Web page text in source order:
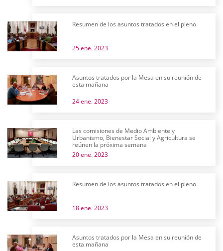
Resumen de los asuntos tratados en el pleno
25 ene. 2023
Asuntos tratados por la Mesa en su reunión de
esta mañana
24 ene. 2023
Las comisiones de Medio Ambiente y
Urbanismo, Bienestar Social y Agricultura se
reúnen la próxima semana
20 ene. 2023
Resumen de los asuntos tratados en el pleno
18 ene. 2023
Asuntos tratados por la Mesa en su reunión de
esta mañana